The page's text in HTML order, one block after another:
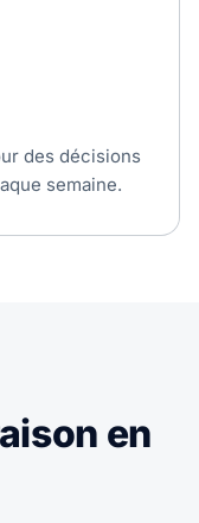
des décisions
semaine.
en